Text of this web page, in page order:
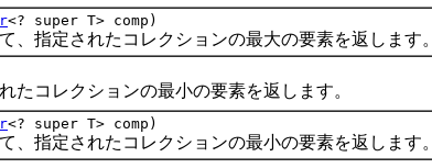
<? super T> comp)
定されたコレクションの最大の要素を返します。
コレクションの最小の要素を返します。
<? super T> comp)
定されたコレクションの最小の要素を返します。